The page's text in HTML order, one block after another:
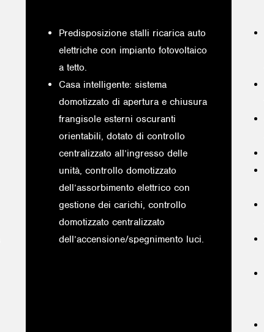
Predisposizione stalli ricarica auto
elettriche con impianto fotovoltaico
a tetto.
Casa intelligente: sistema
domotizzato di apertura e chiusura
frangisole esterni oscuranti
orientabili, dotato di controllo
centralizzato all’ingresso delle
unità, controllo domotizzato
dell’assorbimento elettrico con
gestione dei carichi, controllo
domotizzato centralizzato
dell’accensione/spegnimento luci.